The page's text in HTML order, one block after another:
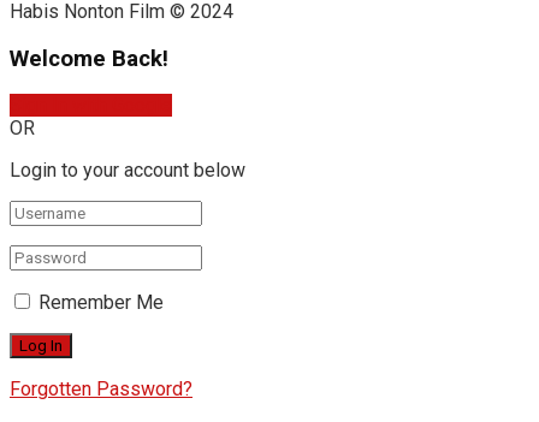
Habis Nonton Film © 2024
Welcome Back!
OR
Login to your account below
Remember Me
Forgotten Password?